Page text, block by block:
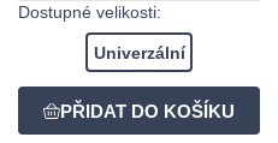
Dostupné velikosti:
Univerzální